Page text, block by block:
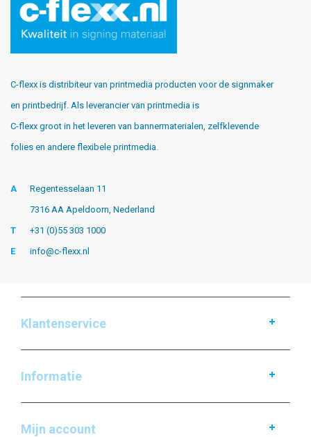
C-flexx is distribiteur van printmedia producten voor de signmaker
en printbedrijf. Als leverancier van printmedia is
C-flexx groot in het leveren van bannermaterialen, zelfklevende
folies en andere flexibele printmedia.
A
Regentesselaan 11
7316 AA Apeldoorn, Nederland
T
+31 (0)55 303 1000
E
info@c-flexx.nl
Klantenservice
Informatie
Mijn account